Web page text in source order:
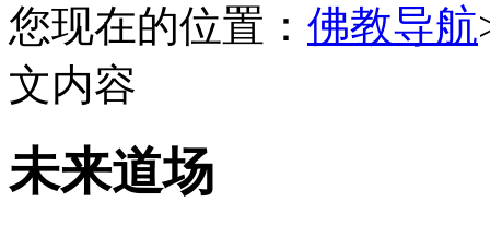
您现在的位置： 佛教导航
文内容
未来道场